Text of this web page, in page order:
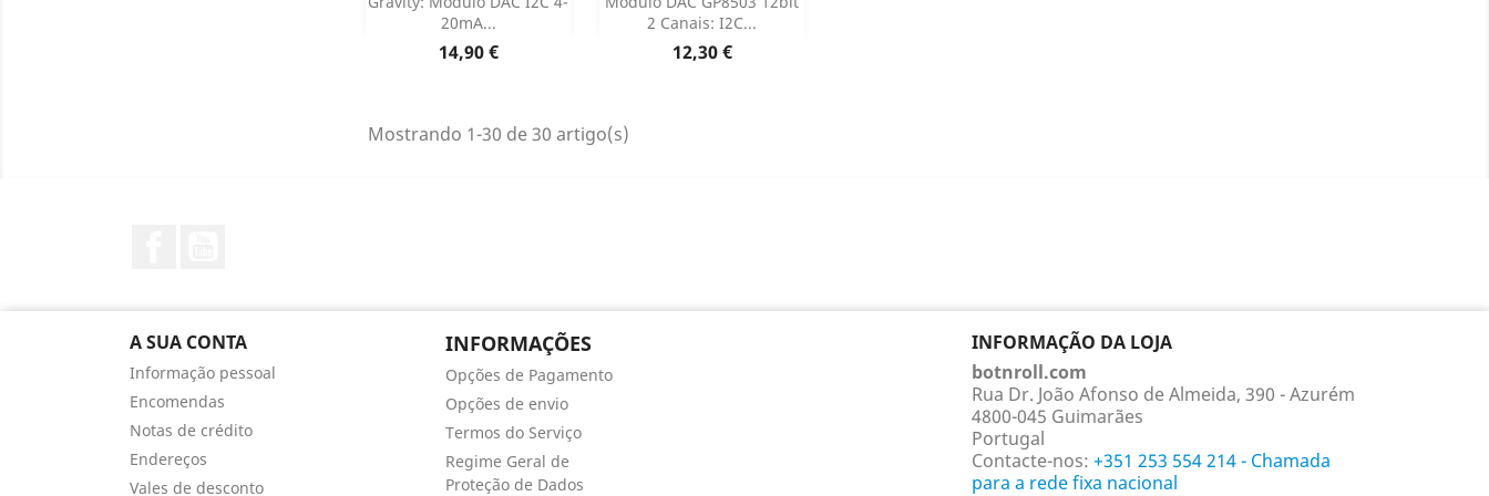
20mA...
Preço
14,90 €
Dados do produto
2 Canais: I2C...
Preço
12,30 €
Dados do produto
Mostrando 1-30 de 30 artigo(s)
A SUA CONTA
Informação pessoal
Encomendas
Notas de crédito
Endereços
Vales de desconto
INFORMAÇÕES
Opções de Pagamento
Opções de envio
Termos do Serviço
Regime Geral de
Proteção de Dados
INFORMAÇÃO DA LOJA
botnroll.com
Rua Dr. João Afonso de Almeida, 390 - Azurém
4800-045 Guimarães
Portugal
Contacte-nos: +351 253 554 214 - Chamada
para a rede fixa nacional